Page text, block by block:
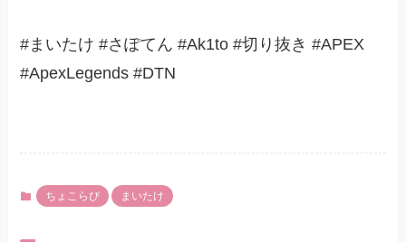
#まいたけ #さぽてん #Ak1to #切り抜き #APEX
#ApexLegends #DTN
ちょこらび まいたけ